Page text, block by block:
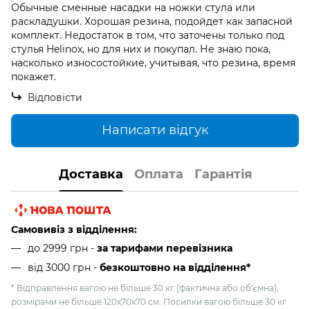
Обычные сменные насадки на ножки стула или
раскладушки. Хорошая резина, подойдет как запасной
комплект. Недостаток в том, что заточены только под
стулья Helinox, но для них и покупал. Не знаю пока,
насколько износостойкие, учитывая, что резина, время
покажет.
Відповісти
Написати відгук
Доставка Оплата Гарантія
Самовивіз з відділення:
до 2999 грн - за тарифами перевізника
від 3000 грн - безкоштовно на відділення*
* Відправлення вагою не більше 30 кг (фактична або об'ємна),
розмірами не більше 120х70х70 см. Посилки вагою більше 30 кг